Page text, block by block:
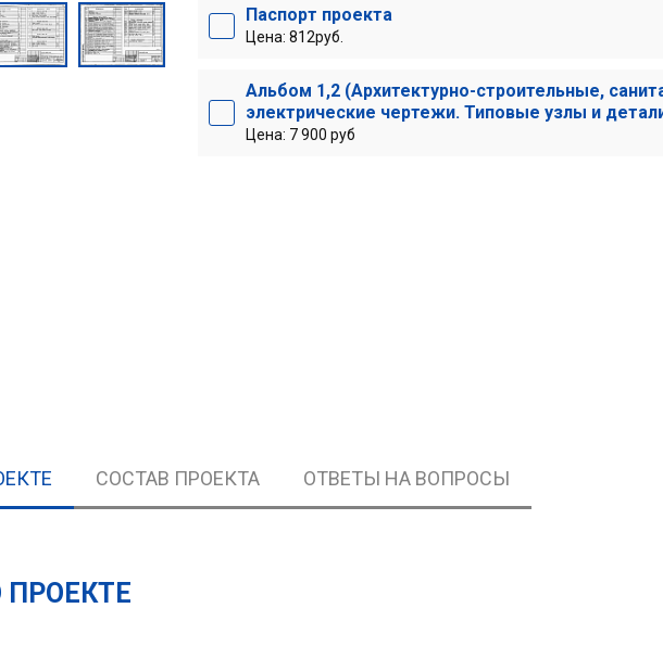
Паспорт проекта
Цена: 812руб.
Альбом 1,2 (Архитектурно-строительные,
электрические чертежи. Типовые узлы и
Цена: 7 900 руб
СОСТАВ ПРОЕКТА ОТВЕТЫ НА ВОПРОСЫ